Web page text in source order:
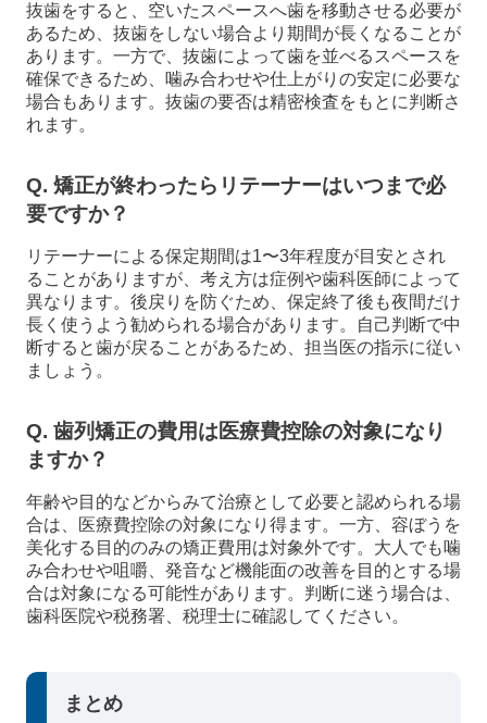
抜歯をすると、空いたスペースへ歯を移動させる必要が
あるため、抜歯をしない場合より期間が長くなることが
あります。一方で、抜歯によって歯を並べるスペースを
確保できるため、噛み合わせや仕上がりの安定に必要な
場合もあります。抜歯の要否は精密検査をもとに判断さ
れます。
Q. 矯正が終わったらリテーナーはいつまで必
要ですか？
リテーナーによる保定期間は1〜3年程度が目安とされ
ることがありますが、考え方は症例や歯科医師によって
異なります。後戻りを防ぐため、保定終了後も夜間だけ
長く使うよう勧められる場合があります。自己判断で中
断すると歯が戻ることがあるため、担当医の指示に従い
ましょう。
Q. 歯列矯正の費用は医療費控除の対象になり
ますか？
年齢や目的などからみて治療として必要と認められる場
合は、医療費控除の対象になり得ます。一方、容ぼうを
美化する目的のみの矯正費用は対象外です。大人でも噛
み合わせや咀嚼、発音など機能面の改善を目的とする場
合は対象になる可能性があります。判断に迷う場合は、
歯科医院や税務署、税理士に確認してください。
まとめ